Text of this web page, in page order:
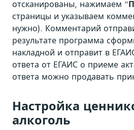
отсканированы, нажимаем “
страницы и указываем
нужно). Комментарий
результате программа
накладной и отправит в
ответа от ЕГАИС о приеме
ответа можно продавать
Настройка
алкоголь